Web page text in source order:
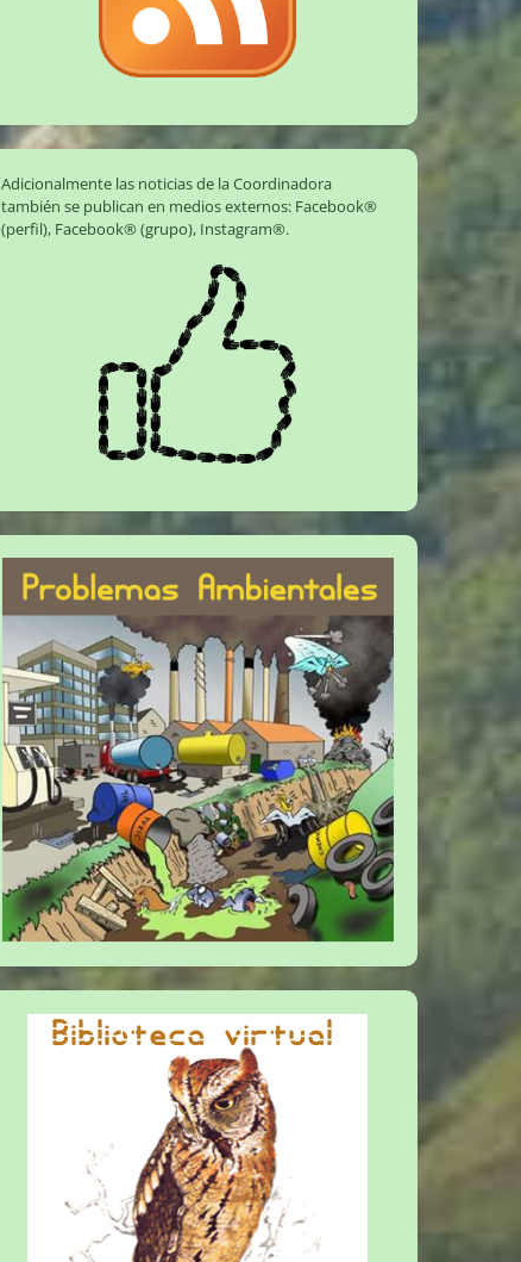
Adicionalmente las noticias de la Coordinadora
también se publican en medios externos: Facebook®
(perfil), Facebook® (grupo), Instagram®.